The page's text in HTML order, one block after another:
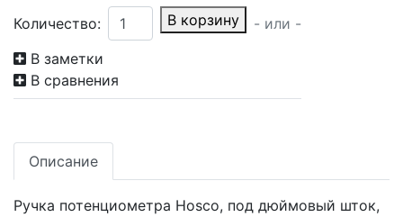
Количество: В корзину
- или -
В заметки
В сравнения
Описание
Ручка потенциометра Hosco, под дюймовый шток,